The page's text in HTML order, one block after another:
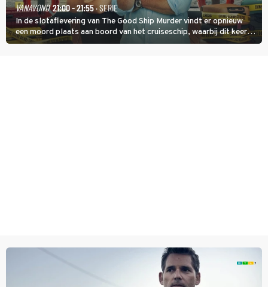
VANAVOND 21:00 - 21:55· SERIE
In de slotaflevering van The Good Ship Murder vindt er opnieuw
een moord plaats aan boord van het cruiseschip, waarbij dit keer
een bemanningslid het slachtoffer is en kapitein Marlowe de dader